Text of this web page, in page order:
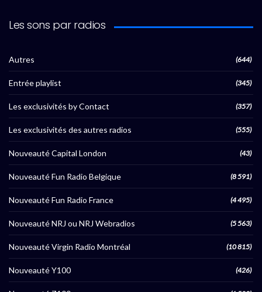
Les sons par radios
Autres (644)
Entrée playlist (345)
Les exclusivités by Contact (357)
Les exclusivités des autres radios (555)
Nouveauté Capital London (43)
Nouveauté Fun Radio Belgique (8 591)
Nouveauté Fun Radio France (4 495)
Nouveauté NRJ ou NRJ Webradios (5 563)
Nouveauté Virgin Radio Montréal (10 815)
Nouveauté Y100 (426)